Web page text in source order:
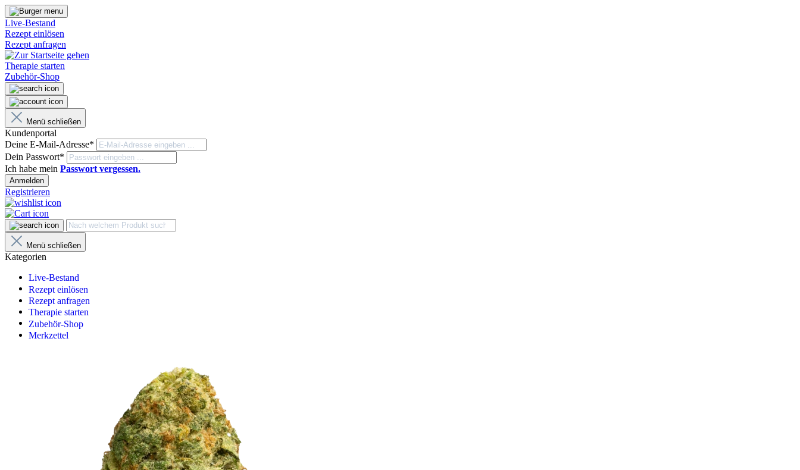
Live-Bestand
Rezept einlösen
Rezept anfragen
Therapie starten
Zubehör-Shop
Menü schließen
Kundenportal
Deine E-Mail-Adresse*
Dein Passwort*
Ich habe mein Passwort vergessen.
Anmelden
Registrieren
Menü schließen
Kategorien
Live-Bestand
Rezept einlösen
Rezept anfragen
Therapie starten
Zubehör-Shop
Merkzettel